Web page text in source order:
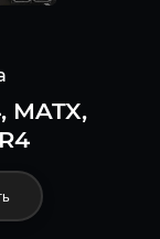
MATX,